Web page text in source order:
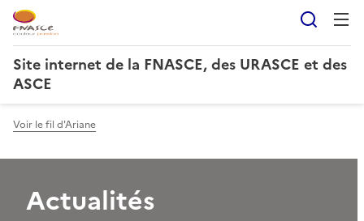
Site internet de la FNASCE, des URASCE et des
ASCE
Voir le fil d'Ariane
Actualités